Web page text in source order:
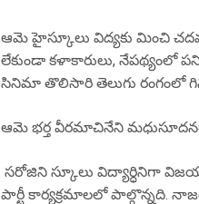
ఆమె హైస్కూలు విద్యకు మించి
లేకుండా కళాకారులు, నేపథ్యంలో
సినిమా తొలిసారి తెలుగు రంగంలో
ఆమె భర్త వీరమాచినేని
సరోజిని స్కూలు విద్యార్ధినిగా
పార్టీ కార్యక్రమాలలో పాల్గొన్నది.